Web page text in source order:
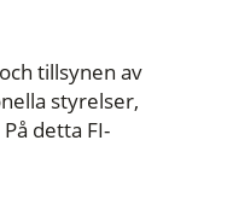
tillsynen av
styrelser,
detta FI-